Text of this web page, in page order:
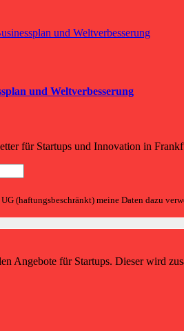
und Weltverbesserung
für Startups und Innovation in
(haftungsbeschränkt) meine Daten dazu
Angebote für Startups. Dieser wird